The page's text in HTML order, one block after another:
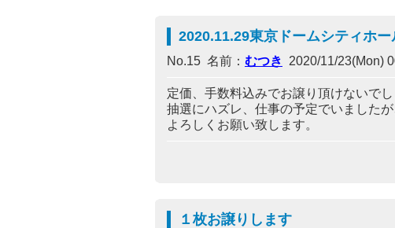
2020.11.29東京ドームシティホ
No.15 名前： むつき 2020/11/23(Mon)
定価、手数料込みでお譲り頂けないでし
抽選にハズレ、仕事の予定でいました
よろしくお願い致します。
１枚お譲りします